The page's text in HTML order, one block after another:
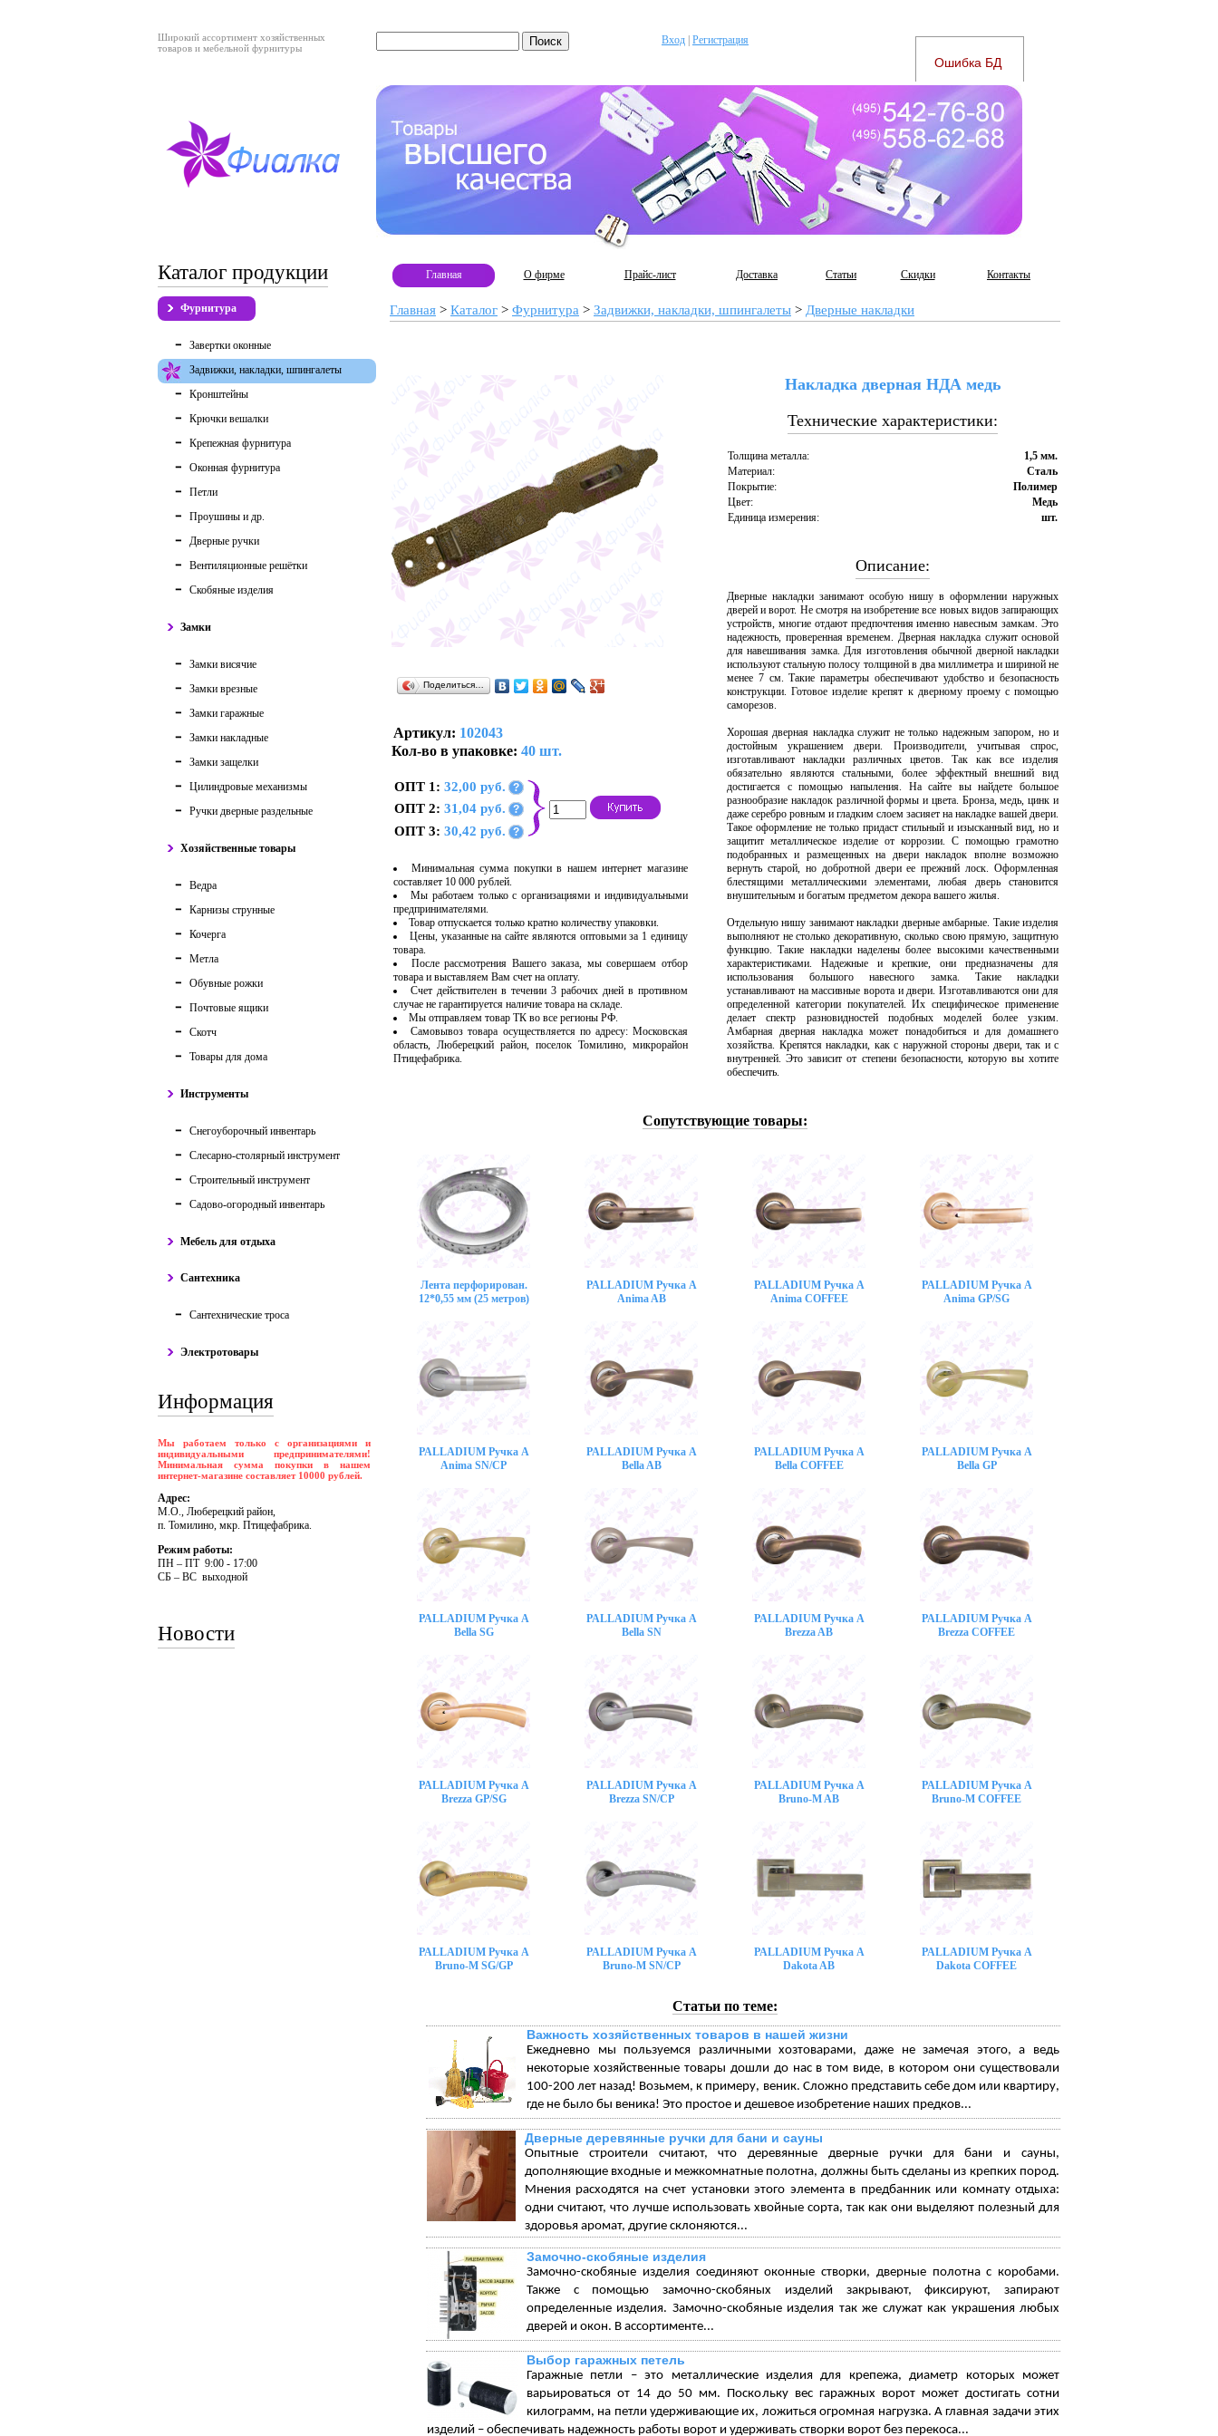
Широкий ассортимент хозяйственных
товаров и мебельной фурнитуры
Вход Регистрация
Каталог продукции
Фурнитура
Завертки оконные
Задвижки, накладки, шпингалеты
Кронштейны
Крючки вешалки
Крепежная фурнитура
Оконная фурнитура
Петли
Проушины и др.
Дверные ручки
Вентиляционные решётки
Скобяные изделия
Замки
Замки висячие
Замки врезные
Замки гаражные
Замки накладные
Замки защелки
Цилиндровые механизмы
Ручки дверные раздельные
Хозяйственные товары
Ведра
Карнизы струнные
Кочерга
Метла
Обувные рожки
Почтовые ящики
Скотч
Товары для дома
Инструменты
Снегоуборочный инвентарь
Слесарно-столярный инструмент
Строительный инструмент
Садово-огородный инвентарь
Мебель для отдыха
Сантехника
Сантехнические троса
Электротовары
Информация
Мы работаем только с организациями и
индивидуальными предпринимателями!
Минимальная сумма покупки в нашем
интернет-магазине составляет 10000 рублей.
Адрес:
М.О., Люберецкий район,
п. Томилино, мкр. Птицефабрика.
Режим работы:
ПH – ПT 9:00 - 17:00
CБ – BC выходной
Новости
Главная О фирме Прайс-лист Доставка Статьи Скидки Контакты
Главная > Каталог > Фурнитура > Задвижки, накладки, шпингалеты > Дверные накладки
Поделиться…
Артикул: 102043
Кол-во в упаковке: 40 шт.
ОПТ 1: 32,00 руб. ?
ОПТ 2: 31,04 руб. ?
ОПТ 3: 30,42 руб. ?
Минимальная сумма покупки в нашем интернет магазине
составляет 10 000 рублей.
Мы работаем только с организациями и индивидуальными
предпринимателями.
Товар отпускается только кратно количеству упаковки.
Цены, указанные на сайте являются оптовыми за 1 единицу
товара.
После рассмотрения Вашего заказа, мы совершаем отбор
товара и выставляем Вам счет на оплату.
Счет действителен в течении 3 рабочих дней в противном
случае не гарантируется наличие товара на складе.
Мы отправляем товар ТК во все регионы РФ.
Самовывоз товара осуществляется по адресу: Московская
область, Люберецкий район, поселок Томилино, микрорайон
Птицефабрика.
Накладка дверная НДА медь
Технические характеристики:
Толщина металла:
1,5 мм.
Материал:
Сталь
Покрытие:
Полимер
Цвет:
Медь
Единица измерения:
шт.
Описание:
Дверные накладки занимают особую нишу в оформлении наружных
дверей и ворот. Не смотря на изобретение все новых видов запирающих
устройств, многие отдают предпочтения именно навесным замкам. Это
надежность, проверенная временем. Дверная накладка служит основой
для навешивания замка. Для изготовления обычной дверной накладки
используют стальную полосу толщиной в два миллиметра и шириной не
менее 7 см. Такие параметры обеспечивают удобство и безопасность
конструкции. Готовое изделие крепят к дверному проему с помощью
саморезов.
Хорошая дверная накладка служит не только надежным запором, но и
достойным украшением двери. Производители, учитывая спрос,
изготавливают накладки различных цветов. Так как все изделия
обязательно являются стальными, более эффектный внешний вид
достигается с помощью напыления. На сайте вы найдете большое
разнообразие накладок различной формы и цвета. Бронза, медь, цинк и
даже серебро ровным и гладким слоем засияет на накладке вашей двери.
Такое оформление не только придаст стильный и изысканный вид, но и
защитит металлическое изделие от коррозии. С помощью грамотно
подобранных и размещенных на двери накладок вполне возможно
вернуть старой, но добротной двери ее прежний лоск. Оформленная
блестящими металлическими элементами, любая дверь становится
внушительным и богатым предметом декора вашего жилья.
Отдельную нишу занимают накладки дверные амбарные. Такие изделия
выполняют не столько декоративную, сколько свою прямую, защитную
функцию. Такие накладки наделены более высокими качественными
характеристиками. Надежные и крепкие, они предназначены для
использования большого навесного замка. Такие накладки
устанавливают на массивные ворота и двери. Изготавливаются они для
определенной категории покупателей. Их специфическое применение
делает спектр разновидностей подобных моделей более узким.
Амбарная дверная накладка может понадобиться и для домашнего
хозяйства. Крепятся накладки, как с наружной стороны двери, так и с
внутренней. Это зависит от степени безопасности, которую вы хотите
обеспечить.
Сопутствующие товары:
Лента перфорирован.
12*0,55 мм (25 метров)
PALLADIUM Ручка A
Anima AB
PALLADIUM Ручка A
Anima COFFEE
PALLADIUM Ручка A
Anima GP/SG
PALLADIUM Ручка A
Anima SN/CP
PALLADIUM Ручка A
Bella AB
PALLADIUM Ручка A
Bella COFFEE
PALLADIUM Ручка A
Bella GP
PALLADIUM Ручка A
Bella SG
PALLADIUM Ручка A
Bella SN
PALLADIUM Ручка A
Brezza AB
PALLADIUM Ручка A
Brezza COFFEE
PALLADIUM Ручка A
Brezza GP/SG
PALLADIUM Ручка A
Brezza SN/CP
PALLADIUM Ручка A
Bruno-M AB
PALLADIUM Ручка A
Bruno-M COFFEE
PALLADIUM Ручка A
Bruno-M SG/GP
PALLADIUM Ручка A
Bruno-M SN/CP
PALLADIUM Ручка A
Dakota AB
PALLADIUM Ручка A
Dakota COFFEE
Статьи по теме:
Важность хозяйственных товаров в нашей жизни
Ежедневно мы пользуемся различными хозтоварами, даже не замечая этого, а ведь
некоторые хозяйственные товары дошли до нас в том виде, в котором они существовали
100-200 лет назад! Возьмем, к примеру, веник. Сложно представить себе дом или квартиру,
где не было бы веника! Это простое и дешевое изобретение наших предков...
Дверные деревянные ручки для бани и сауны
Опытные строители считают, что деревянные дверные ручки для бани и сауны,
дополняющие входные и межкомнатные полотна, должны быть сделаны из крепких пород.
Мнения расходятся на счет установки этого элемента в предбанник или комнату отдыха:
одни считают, что лучше использовать хвойные сорта, так как они выделяют полезный для
здоровья аромат, другие склоняются...
Замочно-скобяные изделия
Замочно-скобяные изделия соединяют оконные створки, дверные полотна с коробами.
Также с помощью замочно-скобяных изделий закрывают, фиксируют, запирают
определенные изделия. Замочно-скобяные изделия так же служат как украшения любых
дверей и окон. В ассортименте...
Выбор гаражных петель
Гаражные петли – это металлические изделия для крепежа, диаметр которых может
варьироваться от 14 до 50 мм. Поскольку вес гаражных ворот может достигать сотни
килограмм, на петли удерживающие их, ложиться огромная нагрузка. А главная задачи этих
изделий – обеспечивать надежность работы ворот и удерживать створки ворот без перекоса...